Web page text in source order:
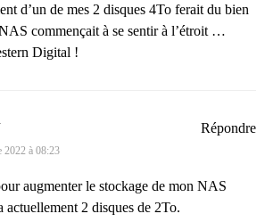
d’un de mes 2 disques 4To ferait du bien
commençait à se sentir à l’étroit …
Digital !
2022 à 08:23
augmenter le stockage de mon NAS
2 disques de 2To.
Répondre